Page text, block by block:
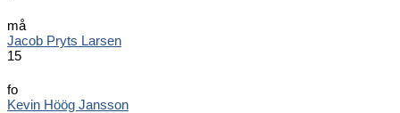
må
Jacob Pryts Larsen
15
fo
Kevin Höög Jansson